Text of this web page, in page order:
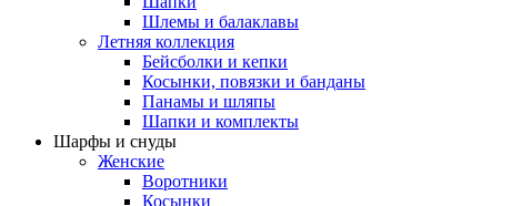
Шлемы и балаклавы
Летняя коллекция
Бейсболки и кепки
Косынки, повязки и банданы
Панамы и шляпы
Шапки и комплекты
Шарфы и снуды
Женские
Воротники
Косынки